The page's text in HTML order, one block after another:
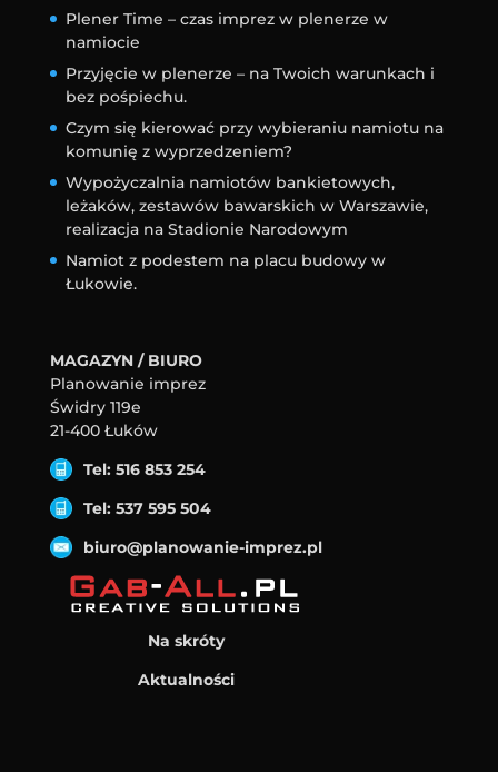
Plener Time – czas imprez w plenerze w
namiocie
Przyjęcie w plenerze – na Twoich warunkach i
bez pośpiechu.
Czym się kierować przy wybieraniu namiotu na
komunię z wyprzedzeniem?
Wypożyczalnia namiotów bankietowych,
leżaków, zestawów bawarskich w Warszawie,
realizacja na Stadionie Narodowym
Namiot z podestem na placu budowy w
Łukowie.
MAGAZYN / BIURO
Planowanie imprez
Świdry 119e
21-400 Łuków
Tel: 516 853 254
Tel: 537 595 504
biuro@planowanie-imprez.pl
Na skróty
Aktualności